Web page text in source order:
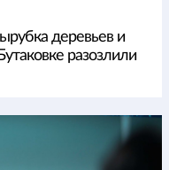
деревьев и
разозлили